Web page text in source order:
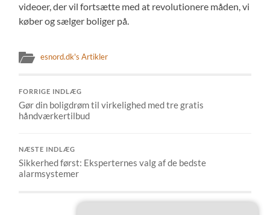
videoer, der vil fortsætte med at revolutionere måden, vi
køber og sælger boliger på.
esnord.dk's Artikler
FORRIGE INDLÆG
Gør din boligdrøm til virkelighed med tre gratis
håndværkertilbud
NÆSTE INDLÆG
Sikkerhed først: Eksperternes valg af de bedste
alarmsystemer